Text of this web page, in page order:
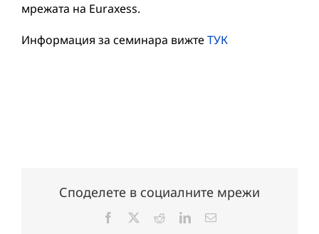
мрежата на Euraxess.
Информация за семинара вижте ТУК
Споделете в социалните мрежи
Facebook RedditLinkedInЕлектронна